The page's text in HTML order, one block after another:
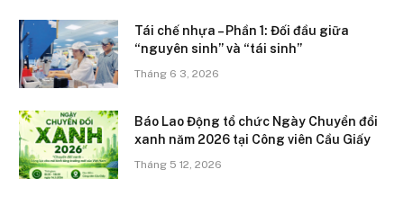
Tái chế nhựa – Phần 1: Đối đầu giữa
“nguyên sinh” và “tái sinh”
Tháng 6 3, 2026
Báo Lao Động tổ chức Ngày Chuyển đổi
xanh năm 2026 tại Công viên Cầu Giấy
Tháng 5 12, 2026